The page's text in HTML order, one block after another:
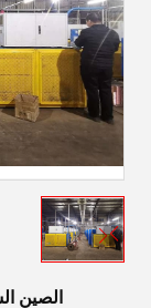
الصين